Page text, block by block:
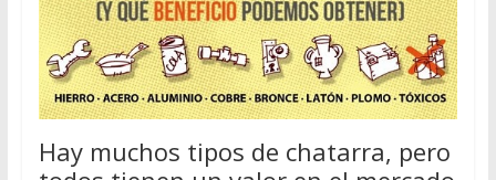
Hay muchos tipos de chatarra, pero